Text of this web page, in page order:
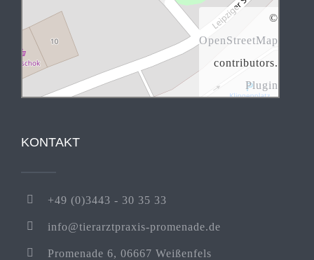
©
OpenStreetMap
contributors.
Plugin
KONTAKT
+49 (0)3443 - 30 35 33
info@tierarztpraxis-promenade.de
Promenade 6, 06667 Weißenfels